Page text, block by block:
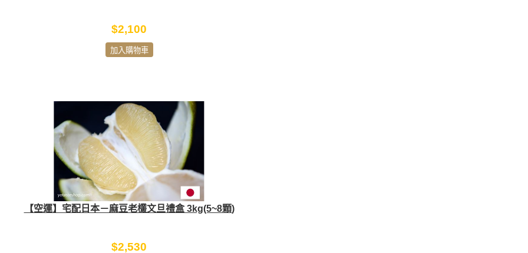
$2,100
加入購物車
【空運】宅配日本－麻豆老欉文旦禮盒 3kg(5~8顆)
$2,530